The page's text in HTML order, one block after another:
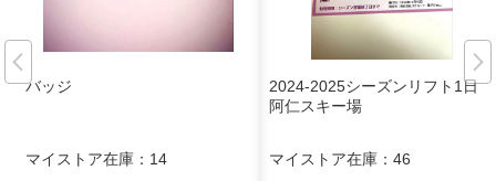
バッジ
マイストア在庫： 14
2024-2025シーズンリフト1日券
阿仁スキー場
マイストア在庫： 46